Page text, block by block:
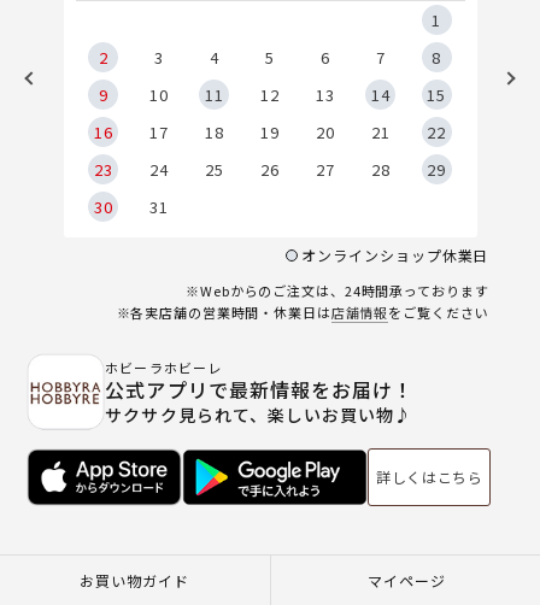
1
2
3 4 5 6 7
8
9
10 11 12 13 14
15
16
17 18 19 20 21
22
23
24 25 26 27 28
29
30
31
オンラインショップ休業日
※Webからのご注文は、24時間承っております
※各実店舗の営業時間・休業日は店舗情報をご覧ください
ホビーラホビーレ
公式アプリで最新情報をお届け！
サクサク見られて、楽しいお買い物♪
詳しくはこちら
お買い物ガイド マイページ